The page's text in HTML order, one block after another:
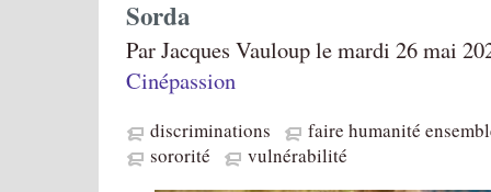
Sorda
Par Jacques Vauloup le mardi 26 mai
Cinépassion
discriminations
faire humanité
sororité
vulnérabilité